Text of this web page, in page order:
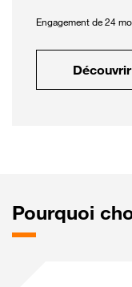
Engagement de 24
Découvrir
Pourquoi